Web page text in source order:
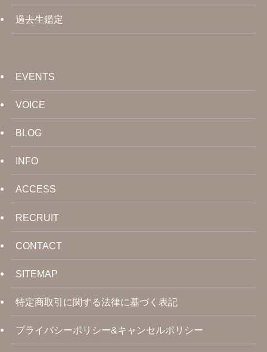
過去生鑑定
EVENTS
VOICE
BLOG
INFO
ACCESS
RECRUIT
CONTACT
SITEMAP
特定商取引に関する法律に基づく表記
プライバシーポリシー&キャンセルポリシー